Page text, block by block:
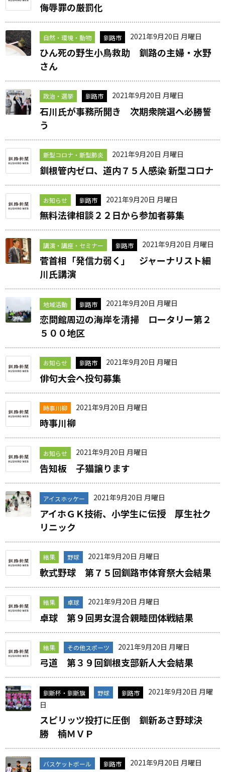
侮辱罪の厳罰化
自然・環境・動物 釧路市 2021年9月20日 月曜日
ひん死の野生小鳥救助 釧路の主婦・水野
さん
政治・選挙 釧路市 2021年9月20日 月曜日
石川氏が事務所開き 次期衆院選へ必勝誓
う
新型コロナ・新型肺炎 2021年9月20日 月曜日
釧根管内ゼロ、道内７５人感染 新型コロナ
お知らせ 釧路市 2021年9月20日 月曜日
無料法律相談２２日から参加者募集
講演・講座・セミナー 釧路市 2021年9月20日 月曜日
菅首相「発信力弱く」 ジャーナリスト細
川氏講演
地域活動 釧路市 2021年9月20日 月曜日
恋問館周辺の海岸を清掃 ロータリー第２
５００地区
お知らせ 釧路市 2021年9月20日 月曜日
俳句大会へ投句募集
時事川柳 2021年9月20日 月曜日
時事川柳
お知らせ 2021年9月20日 月曜日
告知板 子猫譲ります
アイスホッケー 2021年9月20日 月曜日
アイホＧＫ技術、小学生に伝授 厚生社ク
リニック
結果 野球 2021年9月20日 月曜日
軟式野球 第７５回釧路市体育祭大会結果
結果 卓球 2021年9月20日 月曜日
卓球 第９回男女混合親睦団体戦結果
結果 その他スポーツ 2021年9月20日 月曜日
弓道 第３９回釧根支部新人大会結果
釧新杯・釧新旗 野球 釧路市
2021年9月20日 月曜
日
スピリッツ投打に圧倒 釧新あさ野球決
勝 楠ＭＶＰ
バスケットボール 釧路市 2021年9月20日 月曜日